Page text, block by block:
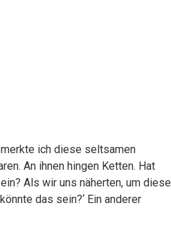
ich diese seltsamen
An ihnen hingen Ketten. Hat
Als wir uns näherten, um diese
das sein?‘ Ein anderer